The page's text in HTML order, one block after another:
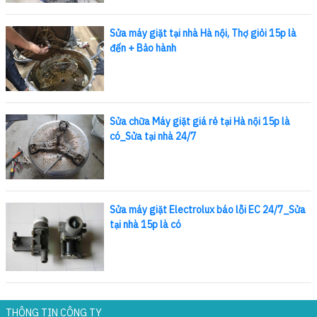
Sửa máy giặt tại nhà Hà nội, Thợ giỏi 15p là
đến + Bảo hành
Sửa chữa Máy giặt giá rẻ tại Hà nội 15p là
có_Sửa tại nhà 24/7
Sửa máy giặt Electrolux báo lỗi EC 24/7_Sửa
tại nhà 15p là có
THÔNG TIN CÔNG TY